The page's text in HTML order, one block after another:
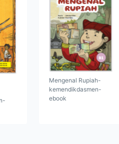
Mengenal Rupiah-
kemendikdasmen-
ebook